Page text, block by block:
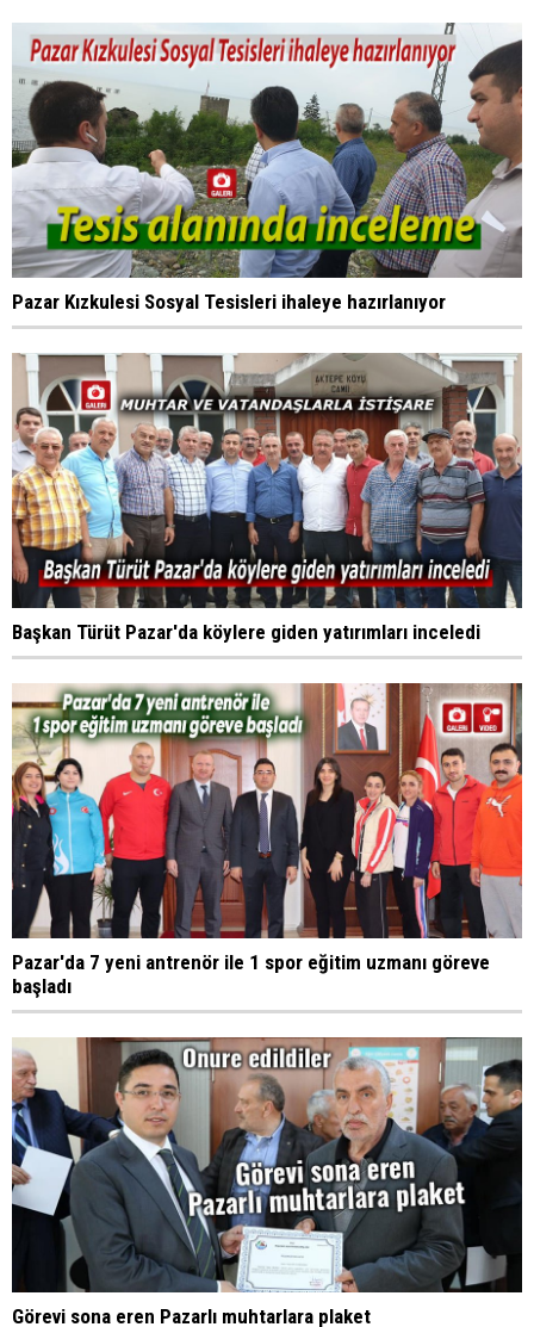
Pazar Kızkulesi Sosyal Tesisleri ihaleye hazırlanıyor
Başkan Türüt Pazar'da köylere giden yatırımları inceledi
Pazar'da 7 yeni antrenör ile 1 spor eğitim uzmanı göreve
başladı
Görevi sona eren Pazarlı muhtarlara plaket